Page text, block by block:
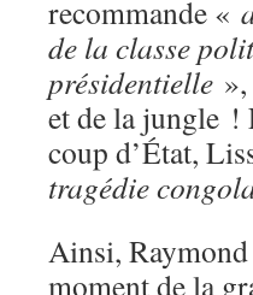
recommande «
de la classe
présidentielle
et de la jungle !
coup d’État,
tragédie
Ainsi, Raymond
moment de la